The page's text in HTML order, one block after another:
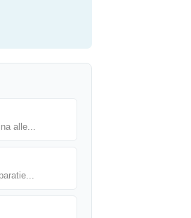
alle...